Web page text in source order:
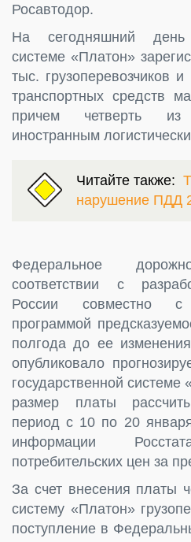
Росавтодор.
На сегодняшний день
системе «Платон»
тыс. грузоперевозчиков
транспортных средств
причем четверть
иностранным
Читайте также:
нарушение ПДД
Федеральное
соответствии с
России совместно с
программой
полгода до ее
опубликовало
государственной системе
размер платы
период с 10 по 20
информации
потребительских цен за
За счет внесения платы
систему «Платон»
поступление в